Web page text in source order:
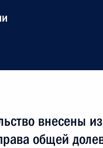
внесены
общей